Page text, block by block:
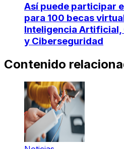
Así puede participar
para 100 becas
Inteligencia Artificial,
y Ciberseguridad
Contenido